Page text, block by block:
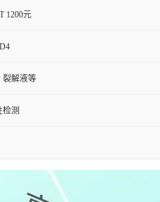
1200元
裂解液等
检测